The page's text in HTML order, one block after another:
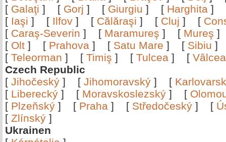
[ Galaţi ] [ Gorj ] [ Giurgiu ] [ Harghita ]
[ Iaşi ] [ Ilfov ] [ Călăraşi ] [ Cluj ] [
[ Caraş-Severin ] [ Maramureş ] [ Mureş
[ Olt ] [ Prahova ] [ Satu Mare ] [ Sibiu
[ Teleorman ] [ Timiş ] [ Tulcea ] [
Czech Republic
[ Jihočeský ] [ Jihomoravský ] [
[ Liberecký ] [ Moravskoslezský ] [
[ Plzeňský ] [ Praha ] [ Středočeský ] [
[ Zlínský ]
Ukrainen